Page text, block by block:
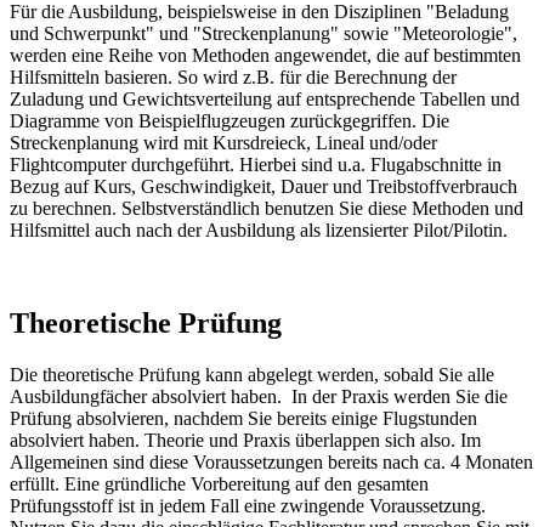
Für die Ausbildung, beispielsweise in den Disziplinen "Beladung
und Schwerpunkt" und "Streckenplanung" sowie "Meteorologie",
werden eine Reihe von Methoden angewendet, die auf bestimmten
Hilfsmitteln basieren. So wird z.B. für die Berechnung der
Zuladung und Gewichtsverteilung auf entsprechende Tabellen und
Diagramme von Beispielflugzeugen zurückgegriffen. Die
Streckenplanung wird mit Kursdreieck, Lineal und/oder
Flightcomputer durchgeführt. Hierbei sind u.a. Flugabschnitte in
Bezug auf Kurs, Geschwindigkeit, Dauer und Treibstoffverbrauch
zu berechnen. Selbstverständlich benutzen Sie diese Methoden und
Hilfsmittel auch nach der Ausbildung als lizensierter Pilot/Pilotin.
Theoretische Prüfung
Die theoretische Prüfung kann abgelegt werden, sobald Sie alle
Ausbildungfächer absolviert haben. In der Praxis werden Sie die
Prüfung absolvieren, nachdem Sie bereits einige Flugstunden
absolviert haben. Theorie und Praxis überlappen sich also. Im
Allgemeinen sind diese Voraussetzungen bereits nach ca. 4 Monaten
erfüllt. Eine gründliche Vorbereitung auf den gesamten
Prüfungsstoff ist in jedem Fall eine zwingende Voraussetzung.